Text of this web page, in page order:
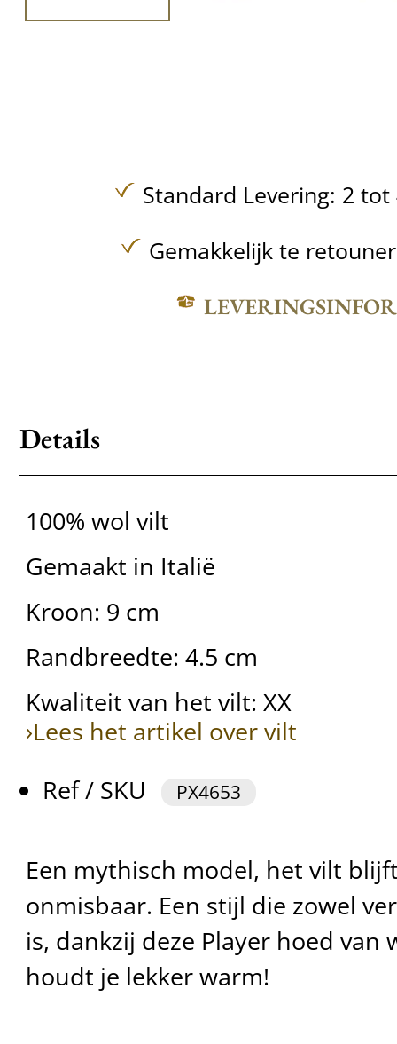
Standard Levering: 2
Gemakkelijk te
Details
100% wol vilt
Gemaakt in Italië
Kroon: 9 cm
Randbreedte: 4.5 cm
Kwaliteit van het vilt: XX
›Lees het artikel over vilt
Ref / SKU
PX4653
Een mythisch model, het vilt
onmisbaar. Een stijl die zowel
is, dankzij deze Player hoed van
houdt je lekker warm!